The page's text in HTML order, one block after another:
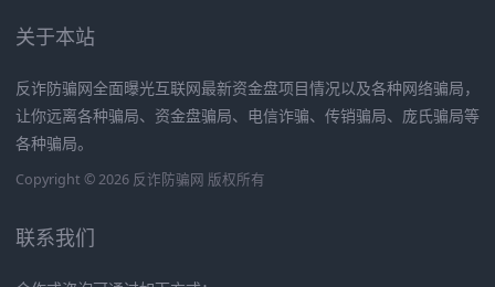
关于本站
反诈防骗网全面曝光互联网最新资金盘项目情况以及各种网络骗局，
让你远离各种骗局、资金盘骗局、电信诈骗、传销骗局、庞氏骗局等
各种骗局。
Copyright © 2026 反诈防骗网 版权所有
联系我们